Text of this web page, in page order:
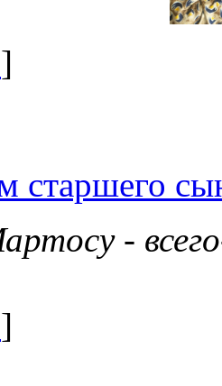
]
старшего
-
]